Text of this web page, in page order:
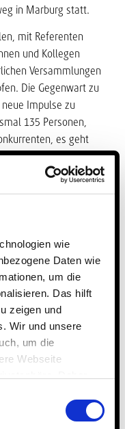
wie
Daten wie
um die
Das hilft
zeigen und
Wir und unsere
um die
Webseite
in Marburg statt.
mit Referenten
und Kollegen
Versammlungen
Die Gegenwart zu
Impulse zu
135 Personen,
es geht
die rückliegenden
war die
voll.
hatten lange mit
als
an den man
oder keine nette
nie gekannt – ist in
Den
das Lernen
die Wichtigkeit eines